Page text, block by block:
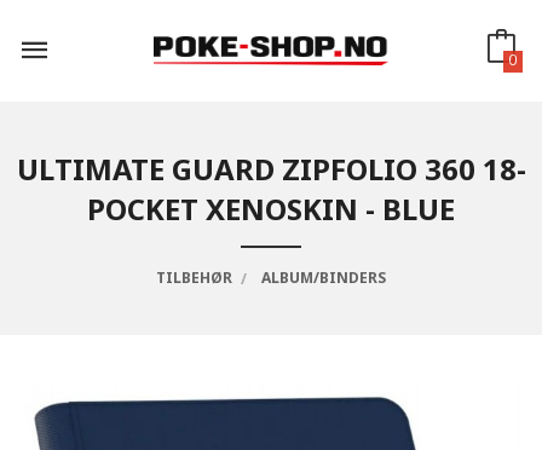
innholdet
0
ULTIMATE GUARD ZIPFOLIO 360 18-
POCKET XENOSKIN - BLUE
TILBEHØR ALBUM/BINDERS